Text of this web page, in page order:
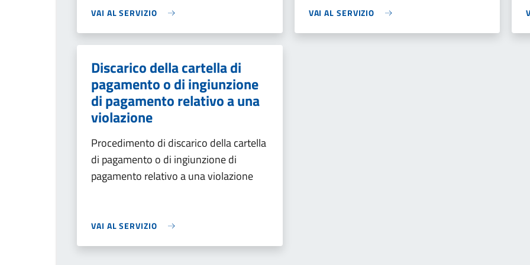
VAI AL SERVIZIO VAI AL SERVIZIO
Discarico della cartella di
pagamento o di ingiunzione
di pagamento relativo a una
violazione
Procedimento di discarico della cartella
di pagamento o di ingiunzione di
pagamento relativo a una violazione
VAI AL SERVIZIO